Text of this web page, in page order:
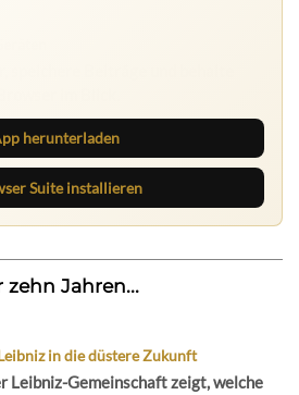
herunterladen
Suite installieren
zehn Jahren...
in die düstere Zukunft
Leibniz-Gemeinschaft zeigt, welche